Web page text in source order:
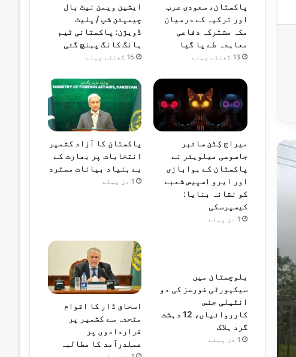
پاکستان، سعودی عرب
اور ترکیہ کے درمیان
مکہ مشترکہ دفاعی
معاہدہ طے پا گیا
13 گھنٹے پہلے
ایشین ویمن نیٹ بال
چیمپئن شپ / پلیٹ
ڈویژن: پاکستانی ٹیم
ہانگ کانگ پہنچ گئی
15 گھنٹے پہلے
میراج کِٹن سائبر
جاسوسی میلویئر نے
پاکستان کے ہوابازی
اور ایرو اسپیس شعبے
کو نشانہ بنایا:
کیسپرسکی
1 دن پہلے
پاکستان کا آزاد کشمیر
انتخابات پر بھارت کے
بے بنیاد بیانات مسترد
1 دن پہلے
بلوچستان میں
سیکیورٹی فورسز کی دو
انٹیلی جنس
کارروائیاں، 12 دہشت
گرد ہلاک
1 دن پہلے
اسحاق ڈار کا اقوام
متحدہ سے کشمیر پر
قراردادوں پر
عملدرآمد کا مطالبہ